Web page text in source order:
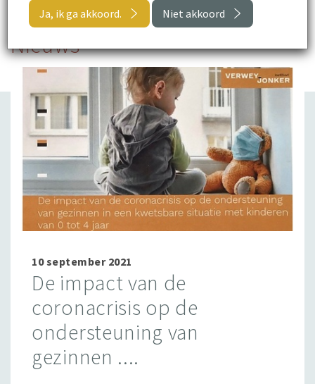
Terug
Nieuws
10 september 2021
De impact van de
coronacrisis op de
ondersteuning van
gezinnen ....
Ja, ik ga akkoord. Niet akkoord